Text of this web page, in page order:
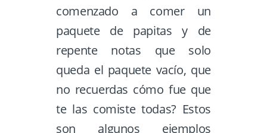
comenzado a comer un
paquete de papitas y de
repente notas que solo
queda el paquete vacío, que
no recuerdas cómo fue que
te las comiste todas? Estos
son algunos ejemplos